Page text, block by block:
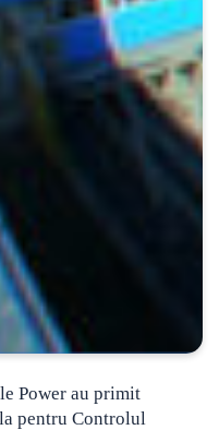
Power au primit
pentru Controlul